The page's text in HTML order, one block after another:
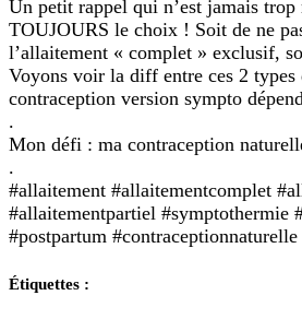
exclusif
ou
partiel
?
–
DEFI
Un petit rappel qui n’est jamais trop
TOUJOURS le choix ! Soit de ne
l’allaitement « complet » exclusif,
Voyons voir la diff entre ces 2 types
contraception version sympto
.
Mon défi : ma contraception
.
#allaitement #allaitementcomplet
#allaitementpartiel #symptothermie
#postpartum #contraceptionnaturelle
Étiquettes :